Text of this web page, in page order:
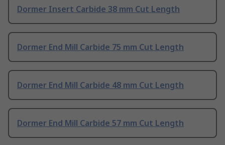
Dormer Insert Carbide 38 mm Cut Length
Dormer End Mill Carbide 75 mm Cut Length
Dormer End Mill Carbide 48 mm Cut Length
Dormer End Mill Carbide 57 mm Cut Length